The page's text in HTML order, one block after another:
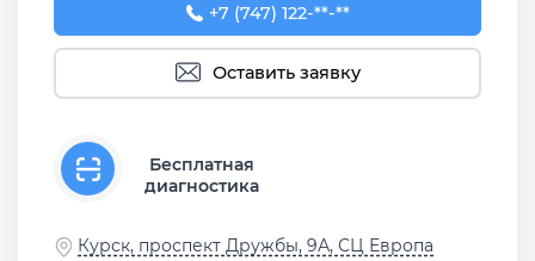
+7 (747) 122-00-28
+7 (747) 122-**-**
Оставить заявку
Бесплатная
диагностика
Курск, проспект Дружбы, 9А, СЦ Европа